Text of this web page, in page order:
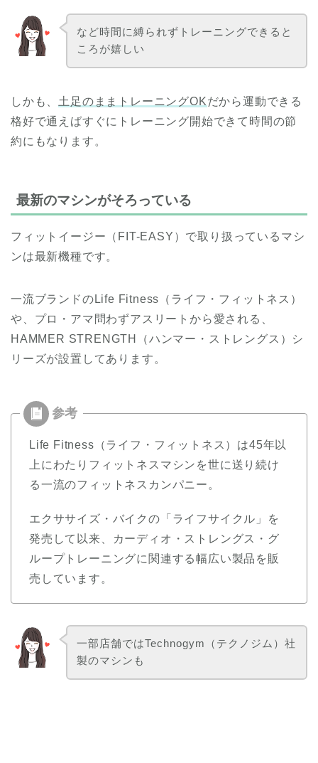
など時間に縛られずトレーニングできると
ころが嬉しい
しかも、 土足のままトレーニングOKだから運動できる
格好で通えばすぐにトレーニング開始できて時間の節
約にもなります。
最新のマシンがそろっている
フィットイージー（FIT-EASY）で取り扱っているマシ
ンは最新機種です。
一流ブランドのLife Fitness（ライフ・フィットネス）
や、プロ・アマ問わずアスリートから愛される、
HAMMER STRENGTH（ハンマー・ストレングス）シ
リーズが設置してあります。
Life Fitness（ライフ・フィットネス）は45年以
上にわたりフィットネスマシンを世に送り続け
る一流のフィットネスカンパニー。
エクササイズ・バイクの「ライフサイクル」を
発売して以来、カーディオ・ストレングス・グ
ループトレーニングに関連する幅広い製品を販
売しています。
一部店舗ではTechnogym（テクノジム）社
製のマシンも